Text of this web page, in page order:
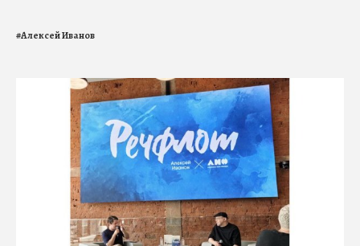
#Алексей Иванов